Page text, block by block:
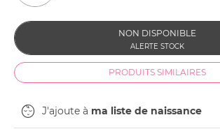
PRODUITS SIMILAIRES
J'ajoute à ma liste de naissance